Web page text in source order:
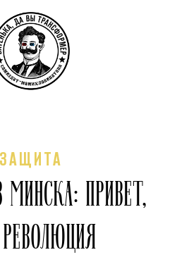
ЗАЩИТА
ПРИВЕТ,